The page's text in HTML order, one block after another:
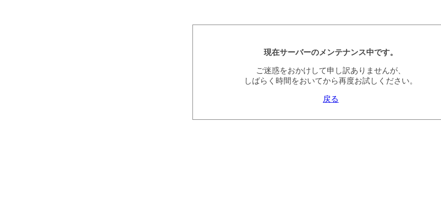
現在サーバーのメンテナンス中です。
ご迷惑をおかけして申し訳ありませんが、
しばらく時間をおいてから再度お試しください。
戻る